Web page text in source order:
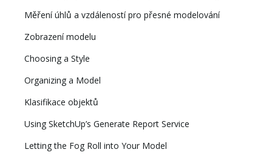
Měření úhlů a vzdáleností pro přesné modelování
Zobrazení modelu
Choosing a Style
Organizing a Model
Klasifikace objektů
Using SketchUp’s Generate Report Service
Letting the Fog Roll into Your Model